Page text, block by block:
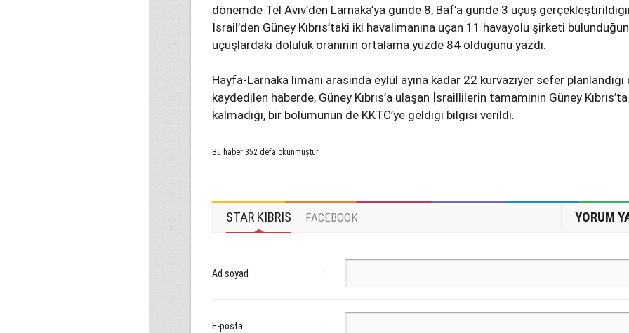
dönemde Tel Aviv’den Larnaka’ya günde 8, Baf’a günde 3 uçuş
İsrail’den Güney Kıbrıs’taki iki havalimanına uçan 11 havayolu şirketi
uçuşlardaki doluluk oranının ortalama yüzde 84 olduğunu yazdı.
Hayfa-Larnaka limanı arasında eylül ayına kadar 22 kurvaziyer sefer planlandığı
kaydedilen haberde, Güney Kıbrıs’a ulaşan İsraillilerin tamamının Güney Kıbrıs’ta
kalmadığı, bir bölümünün de KKTC’ye geldiği bilgisi verildi.
Bu haber 352 defa okunmuştur
STAR KIBRIS FACEBOOK YORUM
Ad soyad :
E-posta :